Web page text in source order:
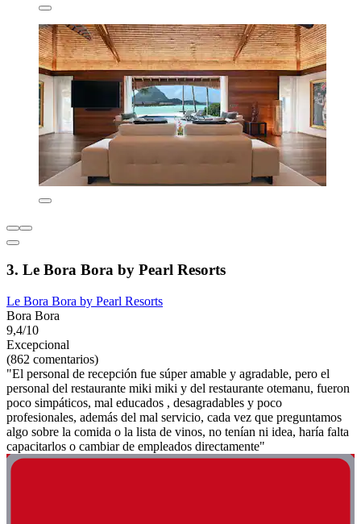
3. Le Bora Bora by Pearl Resorts
Le Bora Bora by Pearl Resorts
Bora Bora
9,4/10
Excepcional
(862 comentarios)
"El personal de recepción fue súper amable y agradable, pero el
personal del restaurante miki miki y del restaurante otemanu, fueron
poco simpáticos, mal educados , desagradables y poco
profesionales, además del mal servicio, cada vez que preguntamos
algo sobre la comida o la lista de vinos, no tenían ni idea, haría falta
capacitarlos o cambiar de empleados directamente"